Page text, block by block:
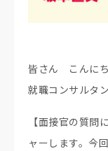
皆さん こんに
就職コンサルタ
【面接官の質問
ャーします。今